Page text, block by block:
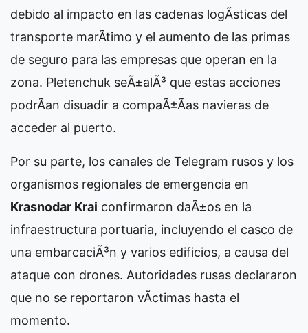
debido al impacto en las cadenas logÃ­sticas del
transporte marÃ­timo y el aumento de las primas
de seguro para las empresas que operan en la
zona. Pletenchuk seÃ±alÃ³ que estas acciones
podrÃ­an disuadir a compaÃ±Ã­as navieras de
acceder al puerto.
Por su parte, los canales de Telegram rusos y los
organismos regionales de emergencia en
Krasnodar Krai confirmaron daÃ±os en la
infraestructura portuaria, incluyendo el casco de
una embarcaciÃ³n y varios edificios, a causa del
ataque con drones. Autoridades rusas declararon
que no se reportaron vÃ­ctimas hasta el
momento.